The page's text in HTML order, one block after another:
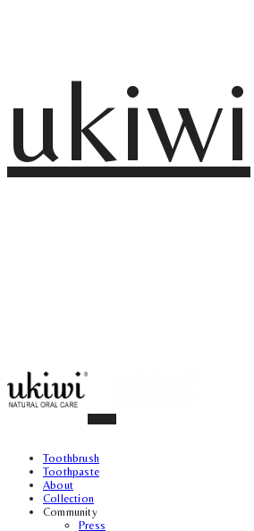
ukiwi
Toothbrush
Toothpaste
About
Collection
Community
Press